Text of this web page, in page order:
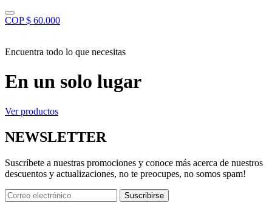
COP $ 60.000
Encuentra todo lo que necesitas
En un solo lugar
Ver productos
NEWSLETTER
Suscríbete a nuestras promociones y conoce más acerca de nuestros
descuentos y actualizaciones, no te preocupes, no somos spam!
Suscribirse